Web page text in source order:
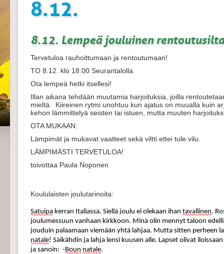
8.12.
8.12. Lempeä jouluinen rentoutusilta
Tervetuloa rauhoittumaan ja rentoutumaan!
TO 8.12. klo 18.00 Seurantalolla
Ota lempeä hetki itsellesi!
Illan aikana tehdään muutamia harjoituksia, joilla
mieltä. Kiireinen rytmi unohtuu kun ajatus on muualla kuin
kehon lämmittelyä seisten tai istuen, mutta muuten
OTA MUKAAN:
Lämpimät ja mukavat vaatteet sekä viltti ettei tule vilu.
LÄMPIMÄSTI TERVETULOA!
toivottaa Paula Noponen
Koululaisten joulutarinoita:
Satuipa kerran Italiassa. Siellä joulu ei olekaan ihan tavallinen.
joulumessuun vanhaan kirkkoon. Minä olin mennyt taloon
jouduin palaamaan viemään yhtä lahjaa. Mutta sitten perheen
natale! Säikähdin ja lahja lensi kuusen alle. Lapset olivat
ja sanoin: -Boun natale.